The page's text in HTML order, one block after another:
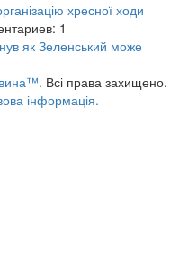
хресної ходи
1
як Зеленський може
Всі права захищено.
інформація.